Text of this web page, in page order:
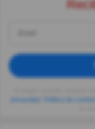
privacidad